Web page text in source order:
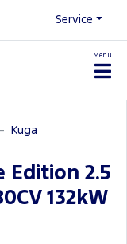
Service
Menu
Kuga
Edition 2.5
132kW